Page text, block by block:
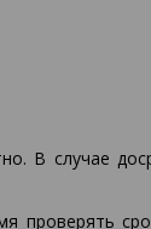
В случае
проверять